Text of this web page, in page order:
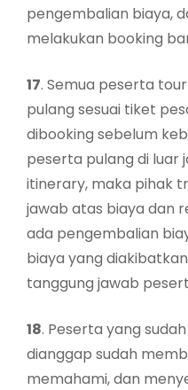
pengembalian biaya,
melakukan booking
17. Semua peserta
pulang sesuai tiket
dibooking sebelum
peserta pulang di luar
itinerary, maka pihak
jawab atas biaya dan
ada pengembalian
biaya yang
tanggung jawab
18. Peserta yang
dianggap sudah
memahami, dan